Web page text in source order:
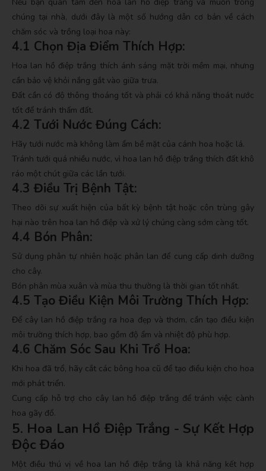
chúng tại nhà, dưới đây là một số hướng dẫn cơ bản về cách
chăm sóc và trồng loại hoa này:
4.1 Chọn Địa Điểm Thích Hợp:
Hoa lan hồ điệp trắng thích ánh sáng mặt trời mềm mại, nhưng
cần bảo vệ khỏi nắng gắt vào giữa trưa.
Đất cần có độ thông thoáng tốt và phải có khả năng thoát nước
tốt để tránh thấm đất.
4.2 Tưới Nước Đúng Cách:
Hãy tưới nước mà không làm ẩm bề mặt của cánh hoa hoặc lá.
Tránh tưới quá nhiều nước, vì hoa lan hồ điệp trắng thích đất khô
ráo một chút giữa các lần tưới.
4.3 Điều Trị Bệnh Tật:
Theo dõi sự xuất hiện của bất kỳ bệnh tật hoặc côn trùng gây
hại nào trên hoa lan hồ điệp và xử lý chúng càng sớm càng tốt.
4.4 Bón Phân:
Sử dụng phân tự nhiên hoặc phân lan để cung cấp dinh dưỡng
cho cây.
Bón phân mùa xuân và mùa thu thường là thời gian tốt nhất.
4.5 Tạo Điều Kiện Môi Trường Thích Hợp:
Để cây lan hồ điệp trắng ra hoa đẹp và thơm, cần tạo điều kiện
môi trường thích hợp, bao gồm độ ẩm và nhiệt độ phù hợp.
4.6 Chăm Sóc Sau Khi Trổ Hoa:
Khi hoa đã trổ, hãy cắt các bông hoa cũ để tạo điều kiện cho hoa
mới phát triển.
Cung cấp hỗ trợ cho cây lan hồ điệp trắng để tránh việc cành
hoa gãy đổ.
5. Hoa Lan Hồ Điệp Trắng - Sự Kết Hợp
Độc Đáo
Một điều thú vị về hoa lan hồ điệp trắng là khả năng kết hợp